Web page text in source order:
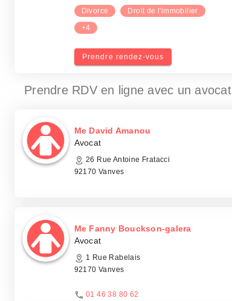
Divorce
Droit de l'immobilier
+4
Prendre rendez-vous
Prendre RDV en ligne avec un avocat
Me David Amanou
Avocat
26 Rue Antoine Fratacci
92170 Vanves
Me Fanny Bouckson-galera
Avocat
1 Rue Rabelais
92170 Vanves
01 46 38 80 62